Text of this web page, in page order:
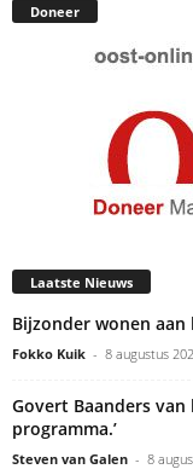
Doneer
Laatste Nieuws
Bijzonder wonen
Fokko Kuik - 8 augustus
Govert Baanders
programma.’
Steven van Galen - 8